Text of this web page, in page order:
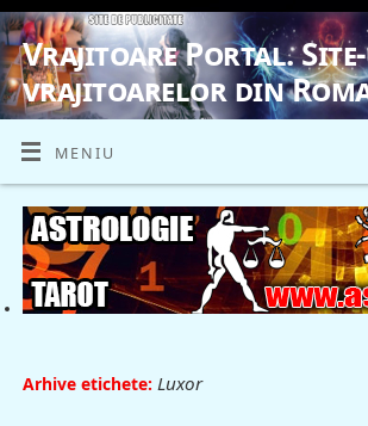
Vrajitoare Portal.
vrajitoarelor din
VRAJITOARE, VRAJITOARELE, VRAJITOARE
MENIU
Arhive etichete: Luxor